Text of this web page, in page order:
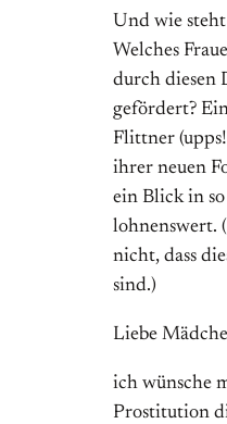
Und wie
Welches
durch diesen
gefördert?
Flittner
ihrer neuen
ein Blick in
lohnenswert.
nicht, dass
sind.)
Liebe
ich wünsche
Prostitution